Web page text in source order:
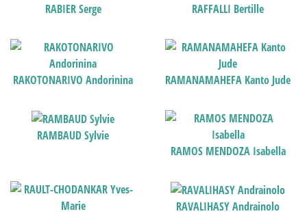
RABIER Serge RAFFALLI Bertille
RAKOTONARIVO Andorinina RAMANAMAHEFA Kanto Jude
RAMBAUD Sylvie
RAMOS MENDOZA Isabella
RAVALIHASY Andrainolo